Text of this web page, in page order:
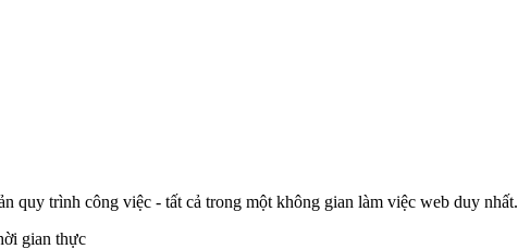
quy trình công việc - tất cả trong một không gian làm việc web duy nhất.
gian thực